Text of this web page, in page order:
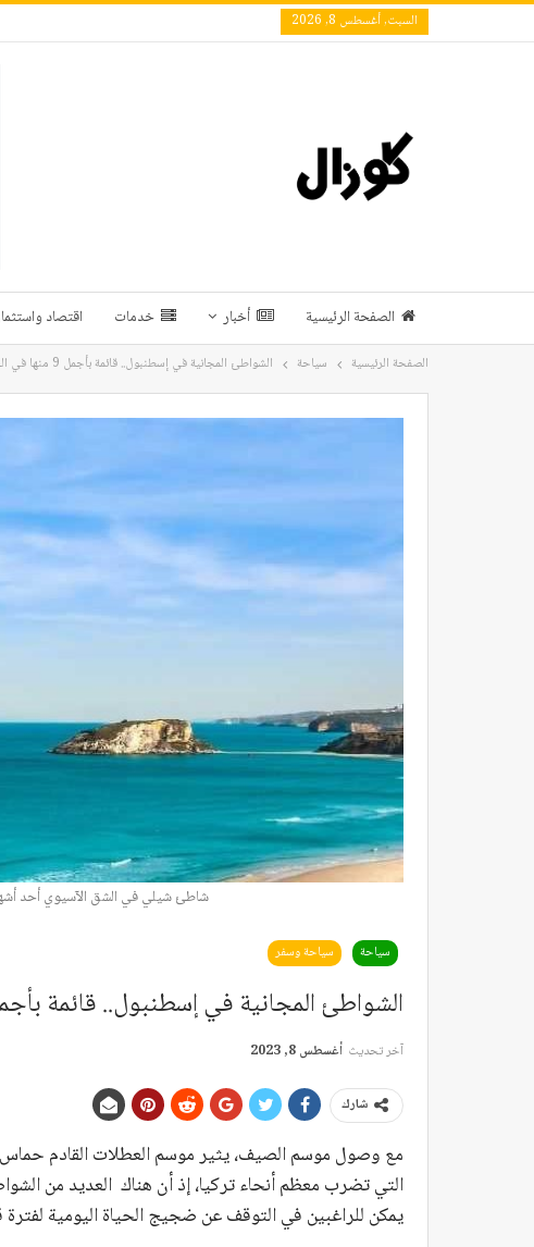
السبت, أغسطس 8, 2026
الصفحة الرئيسية أخبار خدمات اقتصاد
الصفحة الرئيسية سياحة الشواطئ المجانية في إسطنبول.. قائمة بأجمل 9 منها في الجزئين الأوروبي والآسيوي
شاطئ شيلي في الشق الآسيوي أحد
سياحة سياحة وسفر
الشواطئ المجانية في إسطنبول.. قائمة بأجمل 9 منها في الجزئين الأوروبي
آخر تحديث أغسطس 8, 2023
شارك
مع وصول موسم الصيف، يثير موسم العطلات القادم حماس
التي تضرب معظم أنحاء تركيا، إذ أن هناك العديد من
يمكن للراغبين في التوقف عن ضجيج الحياة اليومية